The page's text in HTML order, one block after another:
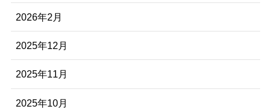
2026年2月
2025年12月
2025年11月
2025年10月